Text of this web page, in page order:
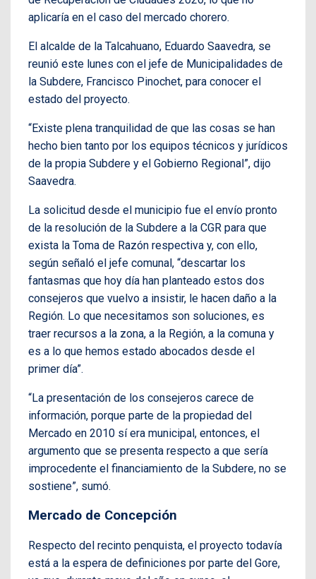
aplicaría en el caso del mercado chorero.
El alcalde de la Talcahuano, Eduardo Saavedra, se
reunió este lunes con el jefe de Municipalidades de
la Subdere, Francisco Pinochet, para conocer el
estado del proyecto.
“Existe plena tranquilidad de que las cosas se han
hecho bien tanto por los equipos técnicos y jurídicos
de la propia Subdere y el Gobierno Regional”, dijo
Saavedra.
La solicitud desde el municipio fue el envío pronto
de la resolución de la Subdere a la CGR para que
exista la Toma de Razón respectiva y, con ello,
según señaló el jefe comunal, “descartar los
fantasmas que hoy día han planteado estos dos
consejeros que vuelvo a insistir, le hacen daño a la
Región. Lo que necesitamos son soluciones, es
traer recursos a la zona, a la Región, a la comuna y
es a lo que hemos estado abocados desde el
primer día”.
“La presentación de los consejeros carece de
información, porque parte de la propiedad del
Mercado en 2010 sí era municipal, entonces, el
argumento que se presenta respecto a que sería
improcedente el financiamiento de la Subdere, no se
sostiene”, sumó.
Mercado de Concepción
Respecto del recinto penquista, el proyecto todavía
está a la espera de definiciones por parte del Gore,